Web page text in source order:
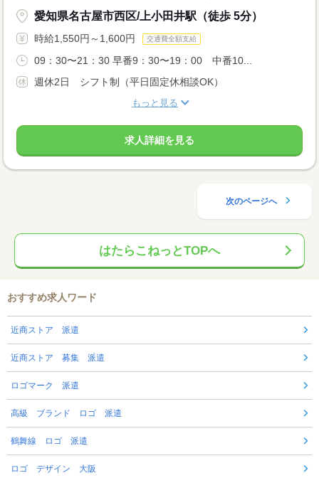
愛知県名古屋市西区/上小田井駅（徒歩 5分）
時給1,550円～1,600円 交通費全額支給
09：30〜21：30 早番9：30〜19：00 中番10...
週休2日 シフト制（平日固定休相談OK）
もっと見る
求人詳細を見る
次のページへ
はたらこねっとTOPへ
おすすめ求人ワード
近商ストア 派遣
近商ストア 募集 派遣
ロゴマーク 派遣
高級 ブランド ロゴ 派遣
鶴舞線 ロゴ 派遣
ロゴ デザイン 大阪